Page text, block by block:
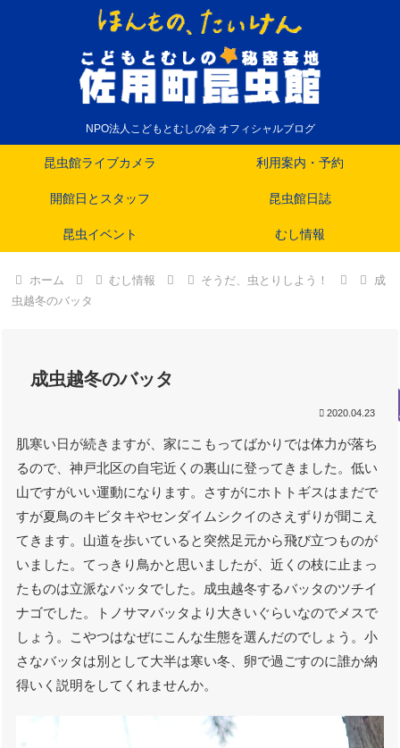
NPO法人こどもとむしの会 オフィシャルブログ
昆虫館ライブカメラ 利用案内・予約
開館日とスタッフ 昆虫館日誌
昆虫イベント むし情報
ホーム むし情報 そうだ、虫とりしよう！
成
虫越冬のバッタ
成虫越冬のバッタ
2020.04.23
肌寒い日が続きますが、家にこもってばかりでは体力が落ち
るので、神戸北区の自宅近くの裏山に登ってきました。低い
山ですがいい運動になります。さすがにホトトギスはまだで
すが夏鳥のキビタキやセンダイムシクイのさえずりが聞こえ
てきます。山道を歩いていると突然足元から飛び立つものが
いました。てっきり鳥かと思いましたが、近くの枝に止まっ
たものは立派なバッタでした。成虫越冬するバッタのツチイ
ナゴでした。トノサマバッタより大きいぐらいなのでメスで
しょう。こやつはなぜにこんな生態を選んだのでしょう。小
さなバッタは別として大半は寒い冬、卵で過ごすのに誰か納
得いく説明をしてくれませんか。